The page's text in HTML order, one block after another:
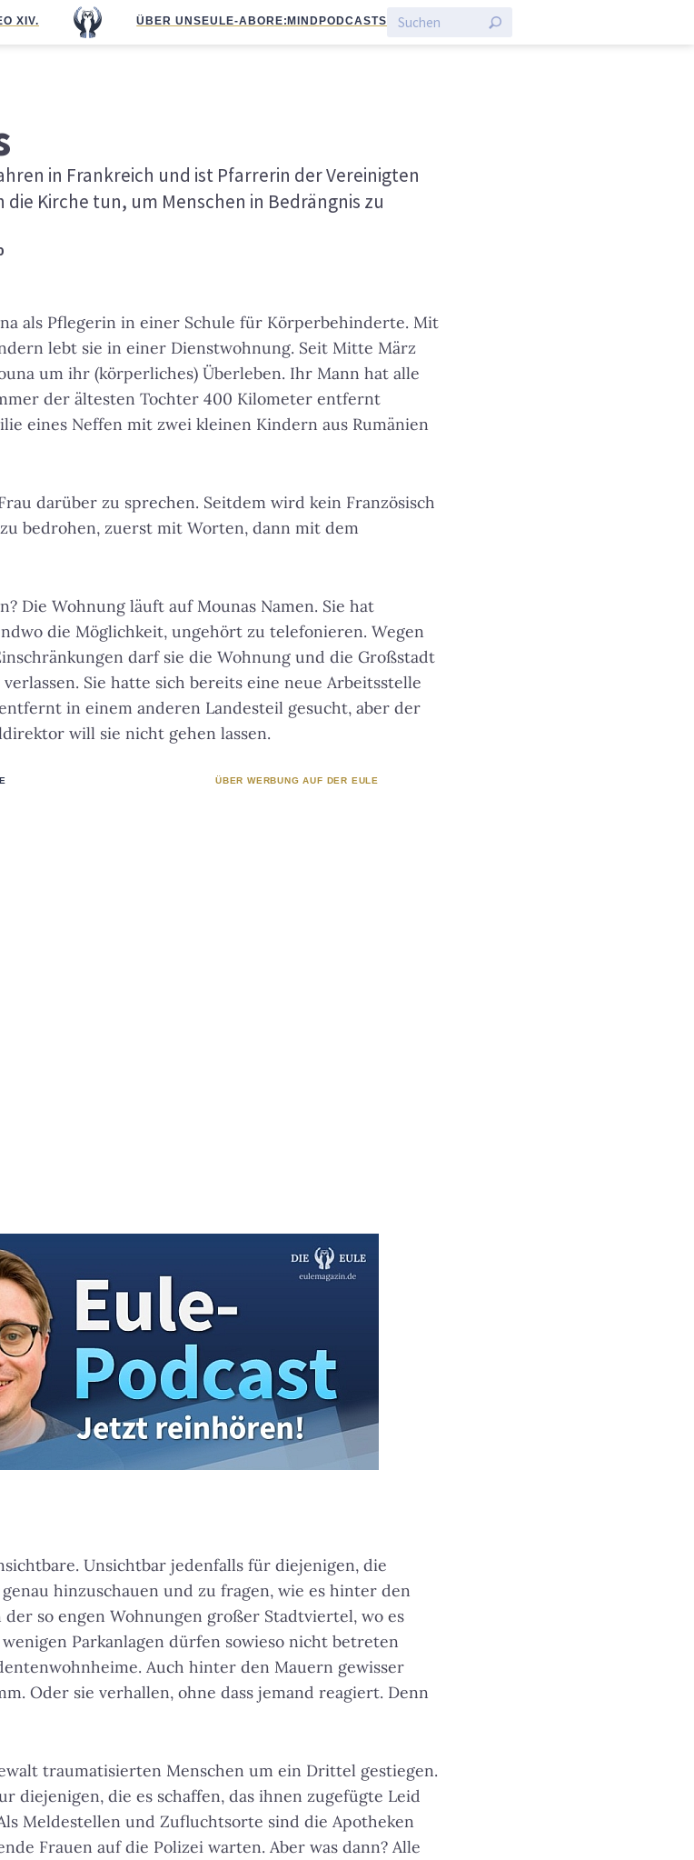
XIV. ÜBER UNS EULE-ABO RE:MIND PODCASTS
in Frankreich und ist Pfarrerin der Vereinigten
Kirche tun, um Menschen in Bedrängnis zu
als Pflegerin in einer Schule für Körperbehinderte. Mit
lebt sie in einer Dienstwohnung. Seit Mitte März
um ihr (körperliches) Überleben. Ihr Mann hat alle
der ältesten Tochter 400 Kilometer entfernt
eines Neffen mit zwei kleinen Kindern aus Rumänien
darüber zu sprechen. Seitdem wird kein Französisch
bedrohen, zuerst mit Worten, dann mit dem
Die Wohnung läuft auf Mounas Namen. Sie hat
die Möglichkeit, ungehört zu telefonieren. Wegen
darf sie die Wohnung und die Großstadt
Sie hatte sich bereits eine neue Arbeitsstelle
in einem anderen Landesteil gesucht, aber der
will sie nicht gehen lassen.
ÜBER WERBUNG AUF DER EULE
Unsichtbar jedenfalls für diejenigen, die
hinzuschauen und zu fragen, wie es hinter den
so engen Wohnungen großer Stadtviertel, wo es
Parkanlagen dürfen sowieso nicht betreten
Auch hinter den Mauern gewisser
Oder sie verhallen, ohne dass jemand reagiert. Denn
traumatisierten Menschen um ein Drittel gestiegen.
diejenigen, die es schaffen, das ihnen zugefügte Leid
Meldestellen und Zufluchtsorte sind die Apotheken
Frauen auf die Polizei warten. Aber was dann? Alle